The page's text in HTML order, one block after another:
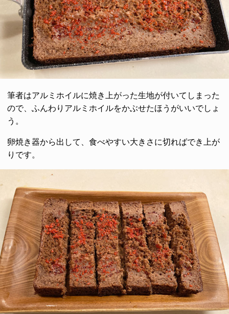
筆者はアルミホイルに焼き上がった生地が付いてしまった
ので、ふんわりアルミホイルをかぶせたほうがいいでしょ
う。
卵焼き器から出して、食べやすい大きさに切ればでき上が
りです。